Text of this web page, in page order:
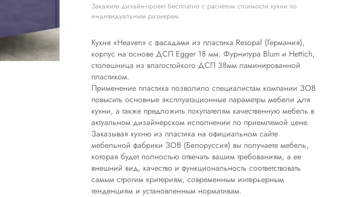
Закажите дизайн-проект бесплатно с расчетом стоимости кухни по
индивидуальным размерам
Кухня «Heaven» с фасадами из пластика Resopal (Германия),
корпус на основе ДСП Egger 18 мм. Фурнитура Blum и Hettich,
столешница из влагостойкого ДСП 38мм ламинированной
пластиком.
Применение пластика позволило специалистам компании ЗОВ
повысить основные эксплуатационные параметры мебели для
кухни, а также предложить покупателям качественную мебель в
актуальном дизайнерском исполнении по приемлемой цене.
Заказывая кухню из пластика на официальном сайте
мебельной фабрики ЗОВ (Белоруссия) вы получаете мебель,
которая будет полностью отвечать вашим требованиям, а ее
внешний вид, качество и функциональность соответствовать
самым строгим критериям, современным интерьерным
тенденциям и установленным нормативам.